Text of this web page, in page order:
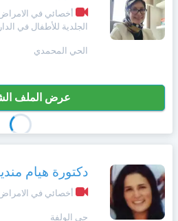
أخصائي في
الجلدية للأطفال في
الحي المحمدي
عرض الملف
دكتورة هيام
أخصائي في الامراض
حي الولفة